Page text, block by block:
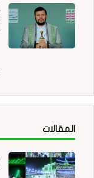
المقالات